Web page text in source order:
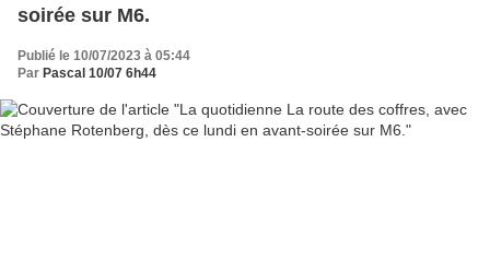
soirée sur M6.
Publié le 10/07/2023 à 05:44
Par Pascal 10/07 6h44